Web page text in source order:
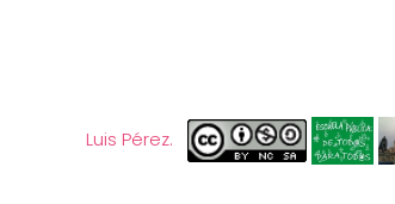
Luis Pérez.